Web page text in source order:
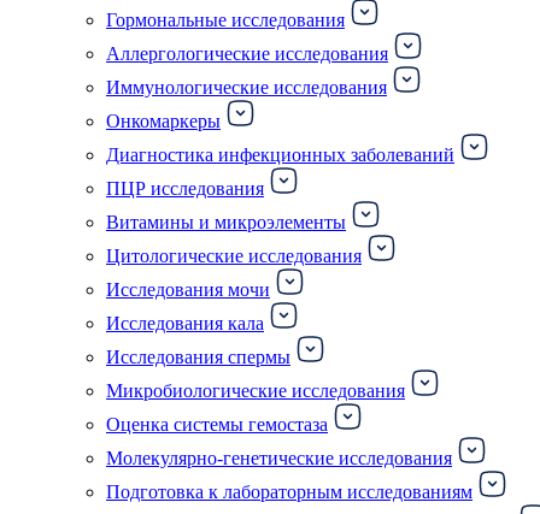
Гормональные исследования
Аллергологические исследования
Иммунологические исследования
Онкомаркеры
Диагностика инфекционных заболеваний
ПЦР исследования
Витамины и микроэлементы
Цитологические исследования
Исследования мочи
Исследования кала
Исследования спермы
Микробиологические исследования
Оценка системы гемостаза
Молекулярно-генетические исследования
Подготовка к лабораторным исследованиям